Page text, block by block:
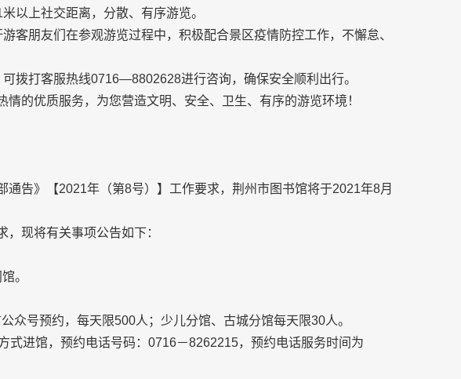
以上社交距离，分散、有序游览。
客朋友们在参观游览过程中，积极配合景区疫情防控工作，不懈怠、
拨打客服热线0716—8802628进行咨询，确保安全顺利出行。
的优质服务，为您营造文明、安全、卫生、有序的游览环境！
通告》【2021年（第8号）】工作要求，荆州市图书馆将于2021年8月
现将有关事项公告如下：
。
众号预约，每天限500人；少儿分馆、古城分馆每天限30人。
式进馆，预约电话号码：0716－8262215，预约电话服务时间为